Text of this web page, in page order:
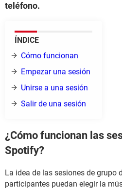
teléfono.
ÍNDICE
Cómo funcionan
Empezar una sesión
Unirse a una sesión
Salir de una sesión
¿Cómo funcionan las
Spotify?
La idea de las sesiones de grupo
participantes puedan elegir la